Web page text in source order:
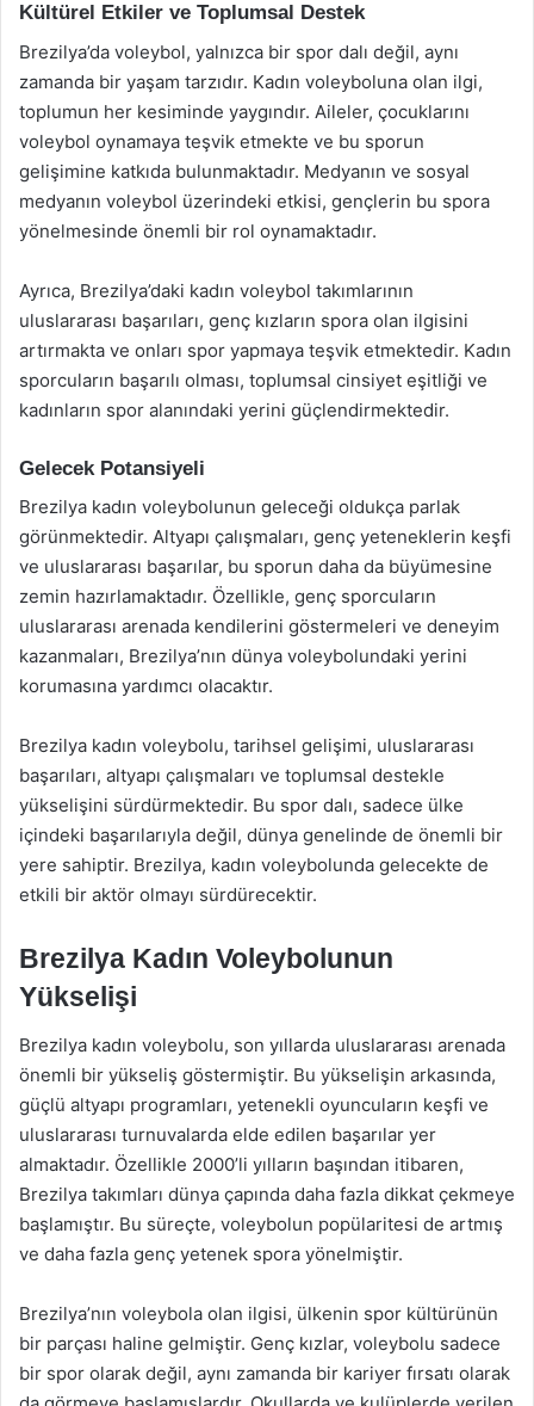
Kültürel Etkiler ve Toplumsal Destek
Brezilya’da voleybol, yalnızca bir spor dalı değil, aynı
zamanda bir yaşam tarzıdır. Kadın voleyboluna olan ilgi,
toplumun her kesiminde yaygındır. Aileler, çocuklarını
voleybol oynamaya teşvik etmekte ve bu sporun
gelişimine katkıda bulunmaktadır. Medyanın ve sosyal
medyanın voleybol üzerindeki etkisi, gençlerin bu spora
yönelmesinde önemli bir rol oynamaktadır.
Ayrıca, Brezilya’daki kadın voleybol takımlarının
uluslararası başarıları, genç kızların spora olan ilgisini
artırmakta ve onları spor yapmaya teşvik etmektedir. Kadın
sporcuların başarılı olması, toplumsal cinsiyet eşitliği ve
kadınların spor alanındaki yerini güçlendirmektedir.
Gelecek Potansiyeli
Brezilya kadın voleybolunun geleceği oldukça parlak
görünmektedir. Altyapı çalışmaları, genç yeteneklerin keşfi
ve uluslararası başarılar, bu sporun daha da büyümesine
zemin hazırlamaktadır. Özellikle, genç sporcuların
uluslararası arenada kendilerini göstermeleri ve deneyim
kazanmaları, Brezilya’nın dünya voleybolundaki yerini
korumasına yardımcı olacaktır.
Brezilya kadın voleybolu, tarihsel gelişimi, uluslararası
başarıları, altyapı çalışmaları ve toplumsal destekle
yükselişini sürdürmektedir. Bu spor dalı, sadece ülke
içindeki başarılarıyla değil, dünya genelinde de önemli bir
yere sahiptir. Brezilya, kadın voleybolunda gelecekte de
etkili bir aktör olmayı sürdürecektir.
Brezilya Kadın Voleybolunun
Yükselişi
Brezilya kadın voleybolu, son yıllarda uluslararası arenada
önemli bir yükseliş göstermiştir. Bu yükselişin arkasında,
güçlü altyapı programları, yetenekli oyuncuların keşfi ve
uluslararası turnuvalarda elde edilen başarılar yer
almaktadır. Özellikle 2000’li yılların başından itibaren,
Brezilya takımları dünya çapında daha fazla dikkat çekmeye
başlamıştır. Bu süreçte, voleybolun popülaritesi de artmış
ve daha fazla genç yetenek spora yönelmiştir.
Brezilya’nın voleybola olan ilgisi, ülkenin spor kültürünün
bir parçası haline gelmiştir. Genç kızlar, voleybolu sadece
bir spor olarak değil, aynı zamanda bir kariyer fırsatı olarak